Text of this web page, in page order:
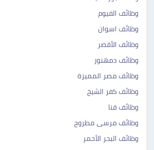
وظائف الفيوم
وظائف اسوان
وظائف الأقصر
وظائف دمهنور
وظائف مصر المميزة
وظائف كفر الشيخ
وظائف قنا
وظائف مرسى مطروح
وظائف البحر الأحمر